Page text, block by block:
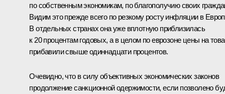
по собственным экономикам, по благополучию своих
Видим это прежде всего по резкому росту инфляции в
В отдельных странах она уже вплотную приблизилась
к 20 процентам годовых, а в целом по еврозоне цены на
прибавили свыше одиннадцати процентов.
Очевидно, что в силу объективных экономических законов
продолжение санкционной одержимости, если позволено